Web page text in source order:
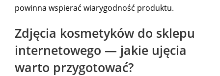
powinna wspierać wiarygodność produktu.
Zdjęcia kosmetyków do sklepu
internetowego — jakie ujęcia
warto przygotować?